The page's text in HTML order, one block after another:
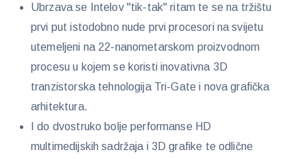
Ubrzava se Intelov "tik-tak" ritam te se na tržištu
prvi put istodobno nude prvi procesori na svijetu
utemeljeni na 22-nanometarskom proizvodnom
procesu u kojem se koristi inovativna 3D
tranzistorska tehnologija Tri-Gate i nova grafička
arhitektura.
I do dvostruko bolje performanse HD
multimedijskih sadržaja i 3D grafike te odlične